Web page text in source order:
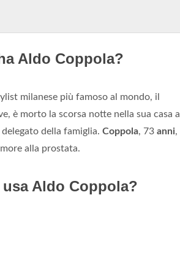
Aldo Coppola?
milanese più famoso al mondo, il
è morto la scorsa notte nella sua casa a
della famiglia. Coppola, 73 anni,
alla prostata.
Aldo Coppola?